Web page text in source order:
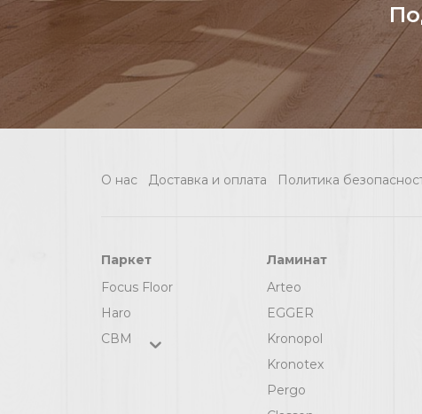
О нас Доставка и оплата Политика
Паркет
Focus Floor
Haro
СВМ
Ламинат
Arteo
EGGER
Kronopol
Kronotex
Pergo